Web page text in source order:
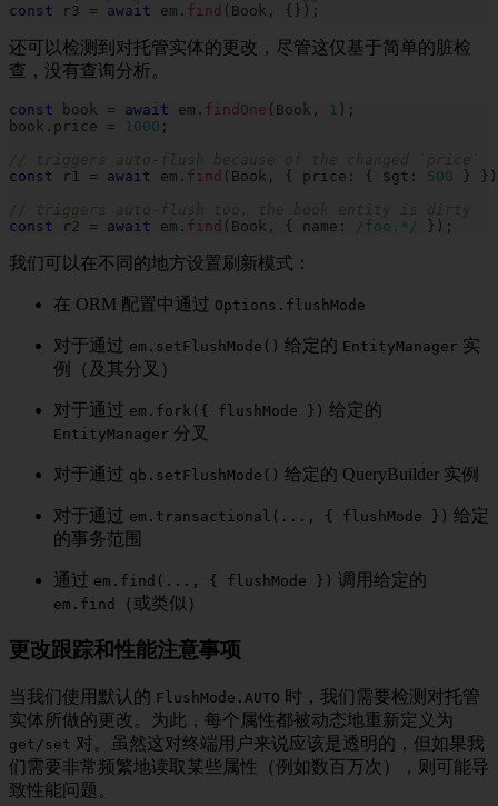
const r3 = await em . find ( Book , { } ) ;
还可以检测到对托管实体的更改，尽管这仅基于简单的脏检
查，没有查询分析。
const book = await em . findOne ( Book , 1 ) ;
book . price = 1000 ;
const r1 = await em . find ( Book , { price : { $gt : 500 } } )
const r2 = await em . find ( Book , { name : / foo . * / } ) ;
我们可以在不同的地方设置刷新模式：
在 ORM 配置中通过 Options.flushMode
对于通过 em.setFlushMode() 给定的 EntityManager 实
例（及其分叉）
对于通过 em.fork({ flushMode }) 给定的
EntityManager 分叉
对于通过 qb.setFlushMode() 给定的 QueryBuilder 实例
对于通过 em.transactional(..., { flushMode }) 给定
的事务范围
通过 em.find(..., { flushMode }) 调用给定的
em.find （或类似）
更改跟踪和性能注意事项
当我们使用默认的 FlushMode.AUTO 时，我们需要检测对托管
实体所做的更改。为此，每个属性都被动态地重新定义为
get/set 对。虽然这对终端用户来说应该是透明的，但如果我
们需要非常频繁地读取某些属性（例如数百万次），则可能导
致性能问题。